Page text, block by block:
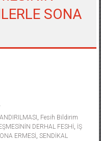
SONA
, Fesih Bildirim
DERHAL FESHİ, İŞ
ERMESİ, SENDİKAL